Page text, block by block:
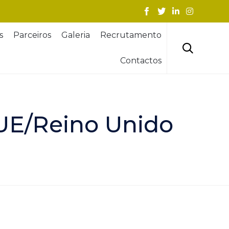
content
Parceiros Galeria Recrutamento
Contactos

Reino Unido